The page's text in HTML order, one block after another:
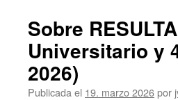
Sobre
Universitario y
2026)
Publicada el 19. marzo 2026por